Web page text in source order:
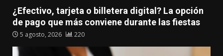
¿Efectivo, tarjeta o billetera digital? La opción
de pago que más conviene durante las fiestas
5 agosto, 2026 220